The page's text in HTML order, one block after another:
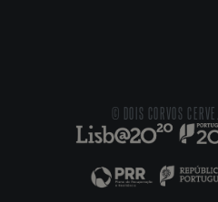
© DOIS CORVOS